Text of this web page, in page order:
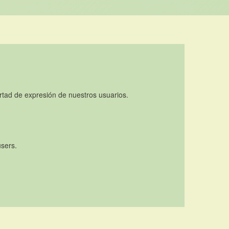
de expresión de nuestros usuarios.